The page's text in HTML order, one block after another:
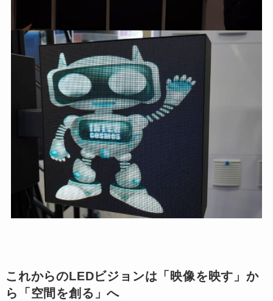
これからのLEDビジョンは「映像を映す」か
ら「空間を創る」へ